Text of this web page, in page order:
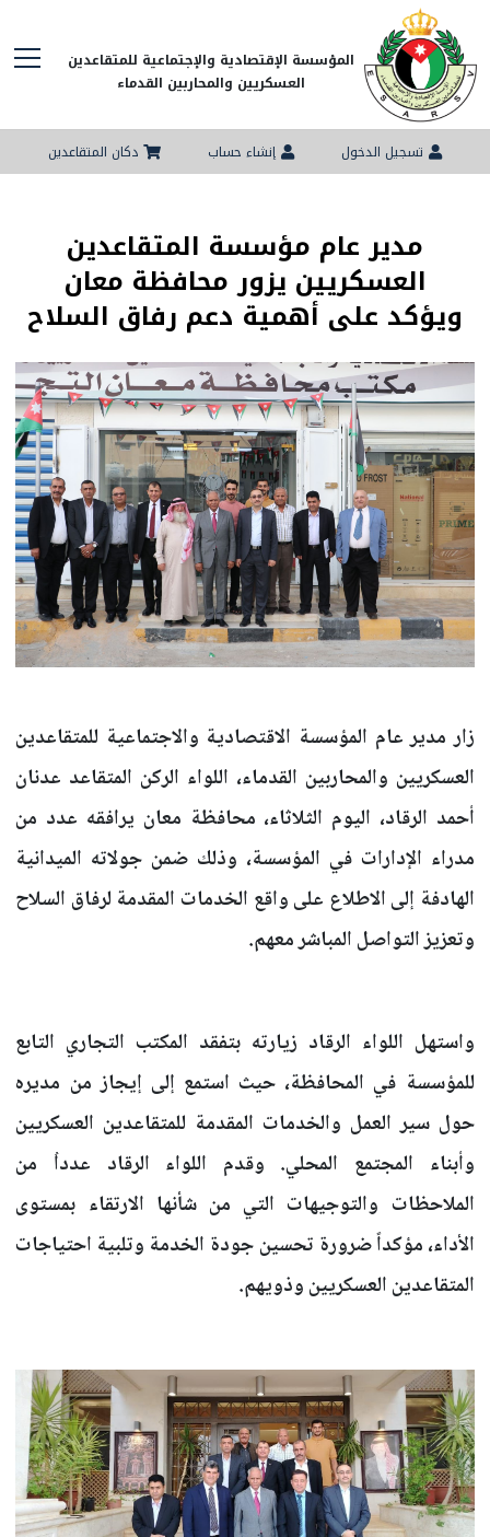
المؤسسة الإقتصادية والإجتماعية للمتقاعدين
العسكريين والمحاربين القدماء
تسجيل الدخول إنشاء حساب دكان المتقاعدين
مدير عام مؤسسة المتقاعدين
العسكريين يزور محافظة معان
ويؤكد على أهمية دعم رفاق السلاح
زار مدير عام المؤسسة الاقتصادية والاجتماعية للمتقاعدين
العسكريين والمحاربين القدماء، اللواء الركن المتقاعد عدنان
أحمد الرقاد، اليوم الثلاثاء، محافظة معان يرافقه عدد من
مدراء الإدارات في المؤسسة، وذلك ضمن جولاته الميدانية
الهادفة إلى الاطلاع على واقع الخدمات المقدمة لرفاق السلاح
وتعزيز التواصل المباشر معهم.
واستهل اللواء الرقاد زيارته بتفقد المكتب التجاري التابع
للمؤسسة في المحافظة، حيث استمع إلى إيجاز من مديره
حول سير العمل والخدمات المقدمة للمتقاعدين العسكريين
وأبناء المجتمع المحلي. وقدم اللواء الرقاد عدداُ من
الملاحظات والتوجيهات التي من شأنها الارتقاء بمستوى
الأداء، مؤكداً ضرورة تحسين جودة الخدمة وتلبية احتياجات
المتقاعدين العسكريين وذويهم.